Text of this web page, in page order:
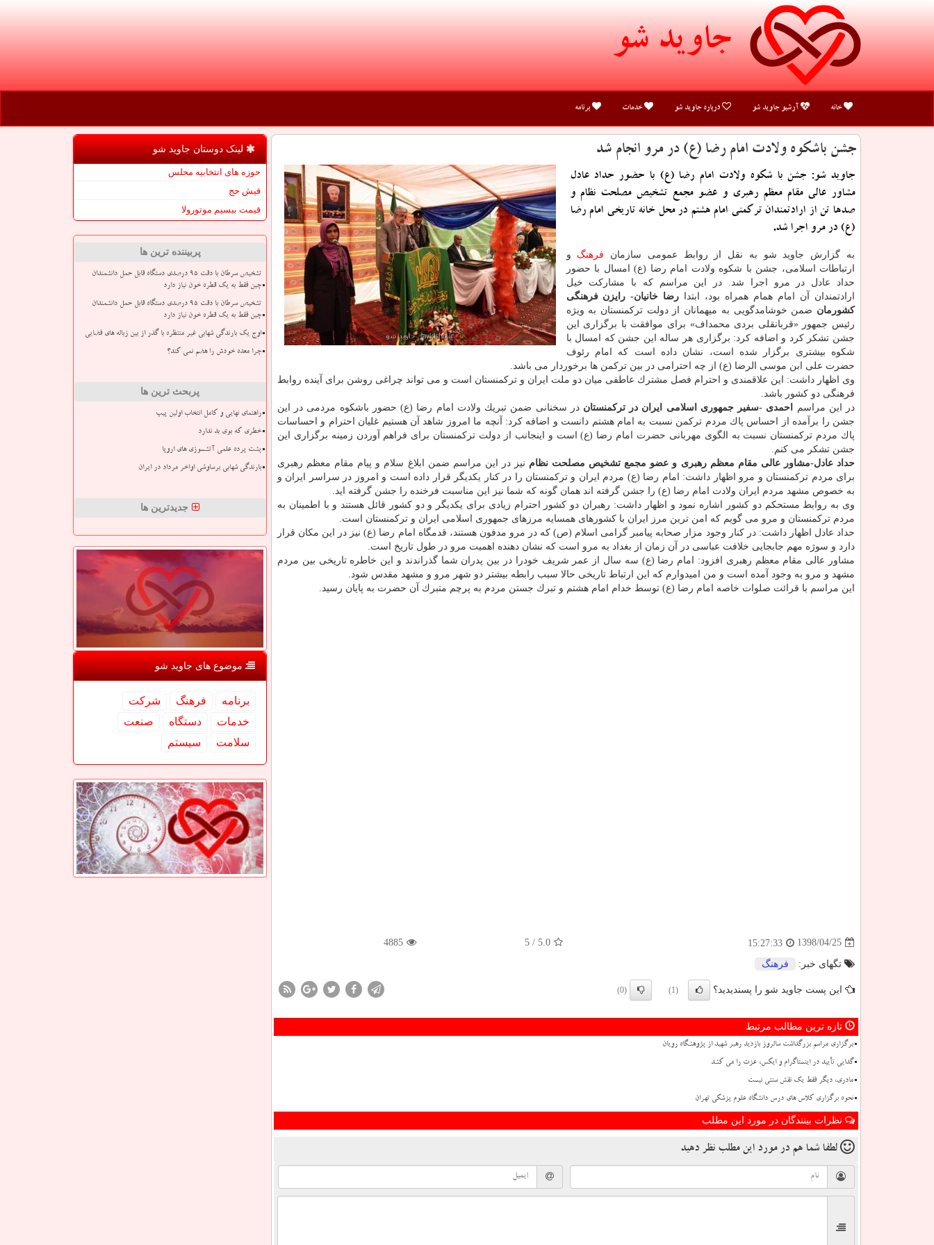
جاوید شو
خانه آرشیو جاوید شو درباره جاوید شو خدمات برنامه
جشن باشكوه ولادت امام رضا (ع) در مرو انجام شد
جاوید شو: جشن با شكوه ولادت امام رضا (ع) با حضور حداد عادل
مشاور عالی مقام معظم رهبری و عضو مجمع تشخیص مصلحت نظام و
صدها تن از ارادتمندان تركمنی امام هشتم در محل خانه تاریخی امام رضا
(ع) در مرو اجرا شد.
به گزارش جاوید شو به نقل از روابط عمومی سازمان فرهنگ و
ارتباطات اسلامی، جشن با شكوه ولادت امام رضا (ع) امسال با حضور
حداد عادل در مرو اجرا شد. در این مراسم كه با مشاركت خیل
ارادتمندان آن امام همام همراه بود، ابتدا
رضا خانیان- رایزن فرهنگی
كشورمان ضمن خوشامدگویی به میهمانان از دولت تركمنستان به ویژه
رئیس جمهور «قربانقلی بردی محمداف» برای موافقت با برگزاری این
جشن تشكر كرد و اضافه كرد: برگزاری هر ساله این جشن كه امسال با
شكوه بیشتری برگزار شده است، نشان داده است كه امام رئوف
حضرت علی ابن موسی الرضا (ع) از چه احترامی در بین تركمن ها برخوردار می باشد.
وی اظهار داشت: این علاقمندی و احترام فصل مشترك عاطفی میان دو ملت ایران و تركمنستان است و می تواند چراغی روشن برای آینده روابط
فرهنگی دو كشور باشد.
در این مراسم احمدی -سفیر جمهوری اسلامی ایران در تركمنستان در سخنانی ضمن تبریك ولادت امام رضا (ع) حضور باشكوه مردمی در این
جشن را برآمده از احساس پاك مردم تركمن نسبت به امام هشتم دانست و اضافه كرد: آنچه ما امروز شاهد آن هستیم غلیان احترام و احساسات
پاك مردم تركمنستان نسبت به الگوی مهربانی حضرت امام رضا (ع) است و اینجانب از دولت تركمنستان برای فراهم آوردن زمینه برگزاری این
جشن تشكر می كنم.
حداد عادل-مشاور عالی مقام معظم رهبری و عضو مجمع تشخیص مصلحت نظام نیز در این مراسم ضمن ابلاغ سلام و پیام مقام معظم رهبری
برای مردم تركمنستان و مرو اظهار داشت: امام رضا (ع) مردم ایران و تركمنستان را در كنار یكدیگر قرار داده است و امروز در سراسر ایران و
به خصوص مشهد مردم ایران ولادت امام رضا (ع) را جشن گرفته اند همان گونه كه شما نیز این مناسبت فرخنده را جشن گرفته اید.
وی به روابط مستحكم دو كشور اشاره نمود و اظهار داشت: رهبران دو كشور احترام زیادی برای یكدیگر و دو كشور قائل هستند و با اطمینان به
مردم تركمنستان و مرو می گویم كه امن ترین مرز ایران با كشورهای همسایه مرزهای جمهوری اسلامی ایران و تركمنستان است.
حداد عادل اظهار داشت: در كنار وجود مزار صحابه پیامبر گرامی اسلام (ص) كه در مرو مدفون هستند، قدمگاه امام رضا (ع) نیز در این مكان قرار
دارد و سوژه مهم جابجایی خلافت عباسی در آن زمان از بغداد به مرو است كه نشان دهنده اهمیت مرو در طول تاریخ است.
مشاور عالی مقام معظم رهبری افزود: امام رضا (ع) سه سال از عمر شریف خودرا در بین پدران شما گذراندند و این خاطره تاریخی بین مردم
مشهد و مرو به وجود آمده است و من امیدوارم كه این ارتباط تاریخی حالا سبب رابطه بیشتر دو شهر مرو و مشهد مقدس شود.
این مراسم با قرائت صلوات خاصه امام رضا (ع) توسط خدام امام هشتم و تبرك جستن مردم به پرچم متبرك آن حضرت به پایان رسید.
1398/04/25
15:27:33
5.0
/ 5
4885
تگهای خبر: فرهنگ
این پست جاوید شو را پسندیدید؟ (1)
(0)
تازه ترین مطالب مرتبط
برگزاری مراسم بزرگداشت سالروز بازدید رهبر شهید از پژوهشگاه رویان
گدایی تأیید در اینستاگرام و ایکس، عزت را می کشد
مادری، دیگر فقط یک نقش سنتی نیست
نحوه برگزاری کلاس های درس دانشگاه علوم پزشکی تهران
نظرات بینندگان در مورد این مطلب
لطفا شما هم در مورد این مطلب نظر دهید
لینک دوستان جاوید شو
حوزه های انتخابیه مجلس
فیش حج
قیمت بیسیم موتورولا
پربیننده ترین ها
تشخیص سرطان با دقت ۹۵ درصدی دستگاه قابل حمل دانشمندان
چین فقط به یک قطره خون نیاز دارد
تشخیص سرطان با دقت ۹۵ درصدی دستگاه قابل حمل دانشمندان
چین فقط به یک قطره خون نیاز دارد
اوج یک بارندگی شهابی غیر منتظره با گذر از بین زباله های فضایی
چرا معده خودش را هضم نمی کند؟
پربحث ترین ها
راهنمای نهایی و کامل انتخاب اولین پیپ
خطری که بوی بد ندارد
پشت پرده علمی آتشسوزی های اروپا
بارندگی شهابی برساوشی اواخر مرداد در ایران
جدیدترین ها
موضوع های جاوید شو
برنامه فرهنگ
شركت
خدمات
دستگاه
صنعت
سلامت
سیستم